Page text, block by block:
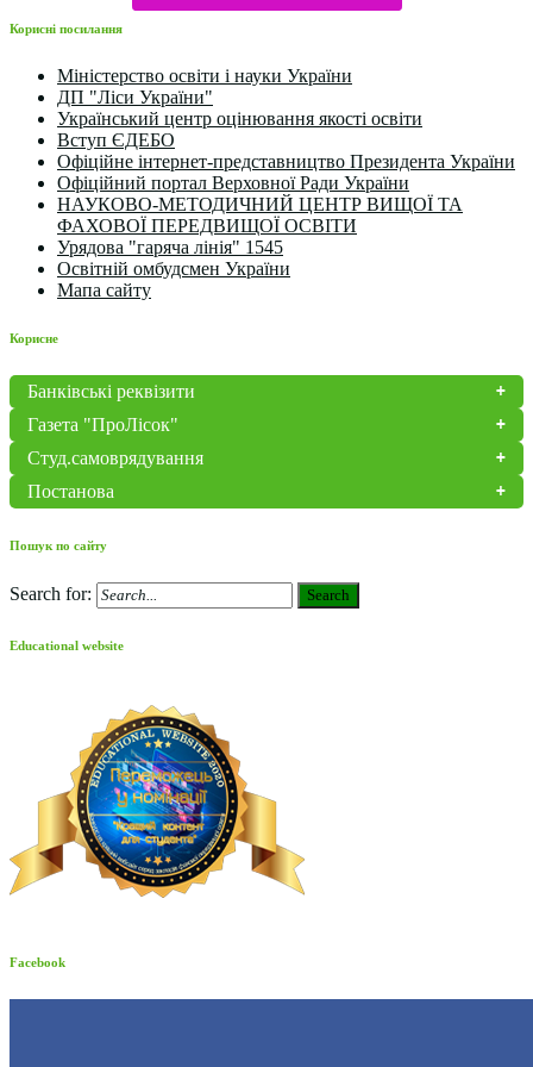
Корисні посилання
Міністерство освіти і науки України
ДП "Ліси України"
Український центр оцінювання якості освіти
Вступ ЄДЕБО
Офіційне інтернет-представництво Президента України
Офіційний портал Верховної Ради України
НАУКОВО-МЕТОДИЧНИЙ ЦЕНТР ВИЩОЇ ТА
ФАХОВОЇ ПЕРЕДВИЩОЇ ОСВІТИ
Урядова "гаряча лінія" 1545
Освітній омбудсмен України
Мапа сайту
Корисне
Банківські реквізити
Газета "ПроЛісок"
Студ.самоврядування
Постанова
Пошук по сайту
Search for: Search
Educational website
Facebook